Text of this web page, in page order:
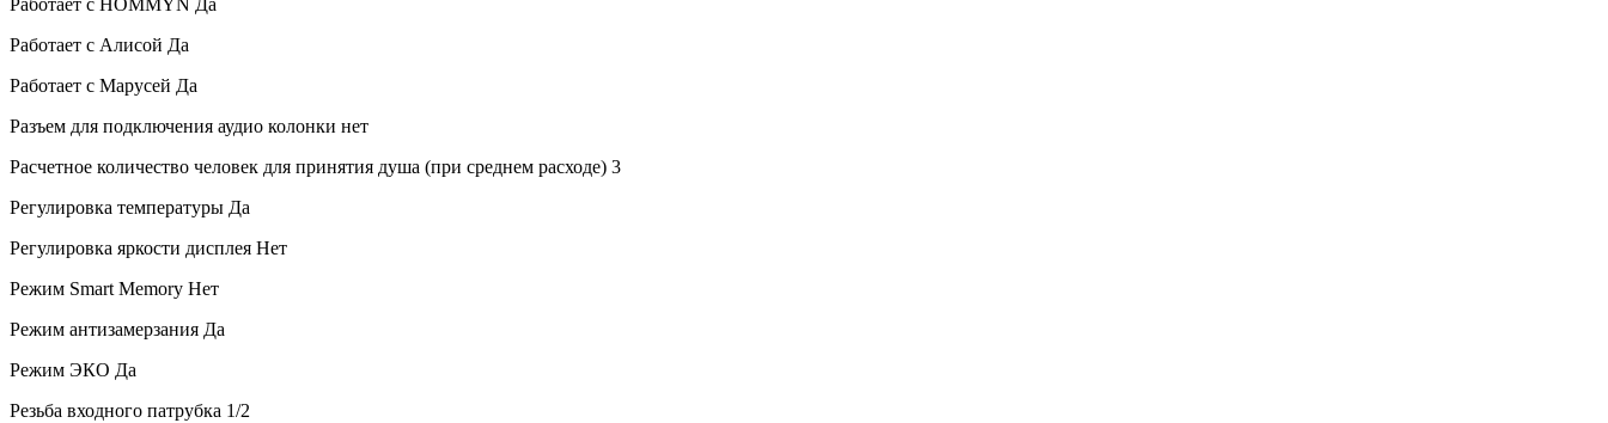
Работает с Алисой Да
Работает с Марусей Да
Разъем для подключения аудио колонки нет
Расчетное количество человек для принятия душа (при среднем расходе) 3
Регулировка температуры Да
Регулировка яркости дисплея Нет
Режим Smart Memory Нет
Режим антизамерзания Да
Режим ЭКО Да
Резьба входного патрубка 1/2